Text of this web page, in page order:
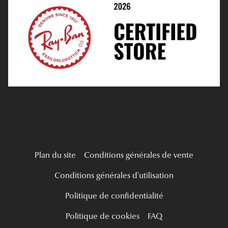
Verres Unifocaux
Verres Progressifs
Mes Premières Lunettes
Médiation
Plan du site Conditions générales de vente
Conditions générales d'utilisation
Politique de confidentialité
Politique de cookies FAQ